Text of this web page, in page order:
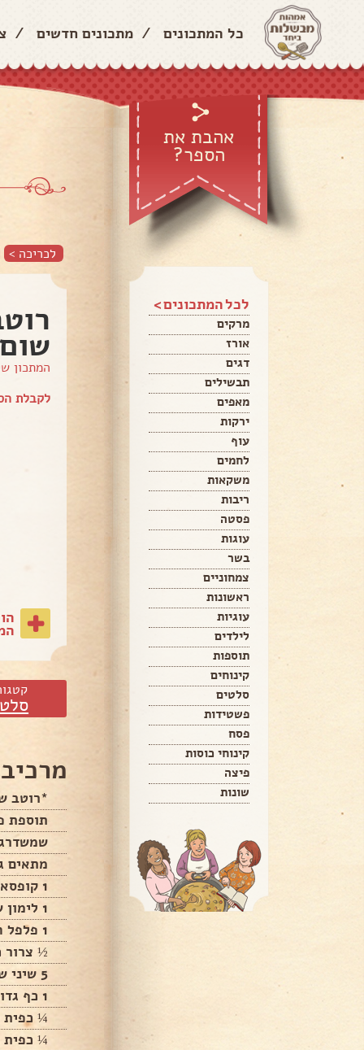
כל המתכונים / מתכונים חדשים /
אהבת את
הספר?
לכל המתכונים >
מרקים
אורז
דגים
תבשילים
מאפים
ירקות
עוף
לחמים
משקאות
ריבות
פסטה
עוגות
בשר
צמחוניים
ראשונות
עוגיות
לילדים
תוספות
קינוחים
סלטים
פשטידות
פסח
קינוחי כוסות
פיצה
שונות
לכריכה >
המתכון
לקבלת
*רוטב
תוספת
מתאים
1 קופסא פלפל שיפקה כבוש
1 לימון שלם
1 פלפל חריף - אופציונלי
½ צרור
5 שיני שום
1 כף גדושה פפריקה מתוקה
¼ כפית
¼